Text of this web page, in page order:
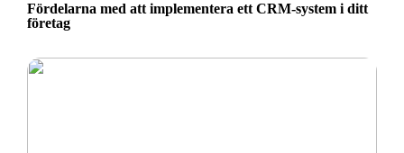
Fördelarna med att implementera ett CRM-system i ditt
företag